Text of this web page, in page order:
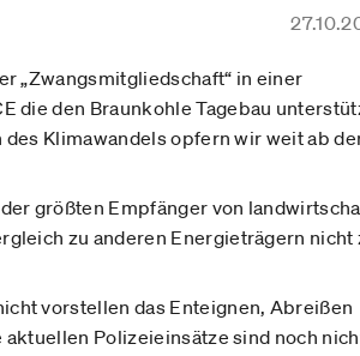
„Zwangsmitgliedschaft“ in einer
die den Braunkohle Tagebau
Klimawandels opfern wir weit ab
größten Empfänger von
zu anderen Energieträgern nicht
vorstellen das Enteignen, Abreißen
Polizeieinsätze sind noch